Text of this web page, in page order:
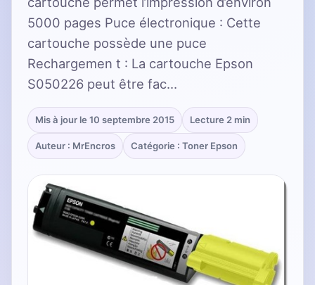
5000 pages Puce électronique : Cette
cartouche possède une puce
Rechargemen t : La cartouche Epson
S050226 peut être fac…
Mis à jour le 10 septembre 2015 Lecture 2 min
Auteur : MrEncros Catégorie : Toner Epson